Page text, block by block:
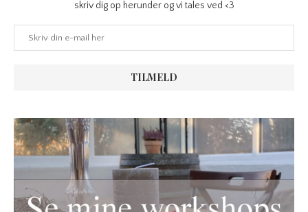
skriv dig op herunder og vi tales ved <3